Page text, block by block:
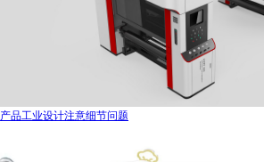
产品工业设计注意细节问题